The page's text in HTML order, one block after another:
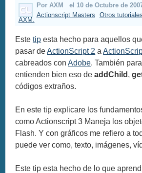
Por AXM
el 10 de Octubre de
Actionscript Masters
Otros
AXM.
Estetip esta hecho para aquellos
pasar deActionScript 2 a
cabreados conAdobe. También
entienden bien eso deaddChild ,
códigos extraños.
En este tip explicare los
como Actionscript 3 Maneja los
Flash. Y con gráficos me refiero a
puede ver como, texto, imágenes,
Este tip esta hecho de lo que